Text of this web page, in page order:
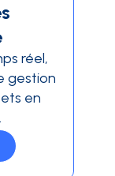
réel,
gestion
en